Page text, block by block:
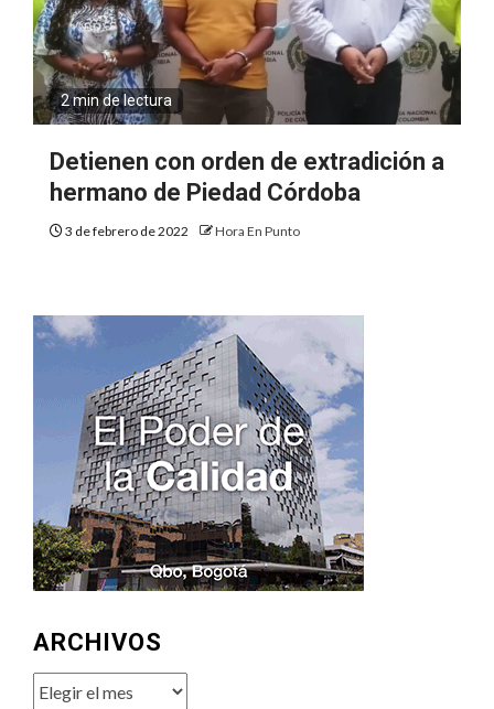
2 min de lectura
Detienen con orden de extradición a
hermano de Piedad Córdoba
3 de febrero de 2022 Hora En Punto
ARCHIVOS
Archivos